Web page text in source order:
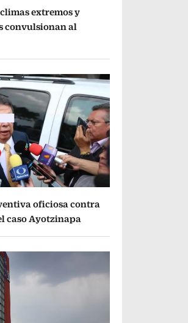
extremos y
convulsionan al
oficiosa contra
caso Ayotzinapa